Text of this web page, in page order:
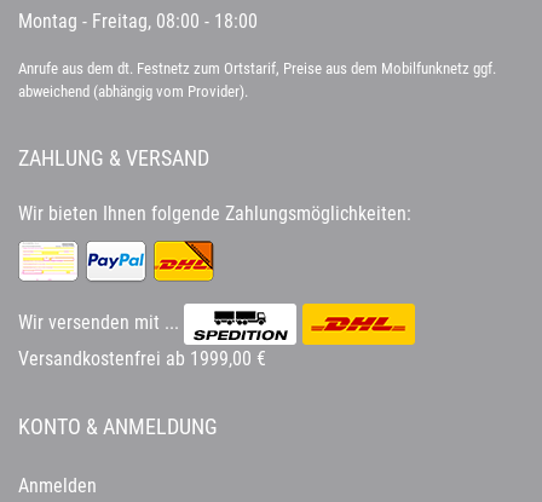
Montag - Freitag, 08:00 - 18:00
Anrufe aus dem dt. Festnetz zum Ortstarif, Preise aus dem Mobilfunknetz ggf.
abweichend (abhängig vom Provider).
ZAHLUNG & VERSAND
Wir bieten Ihnen folgende Zahlungsmöglichkeiten:
Wir versenden mit ...
Versandkostenfrei ab 1999,00 €
KONTO & ANMELDUNG
Anmelden